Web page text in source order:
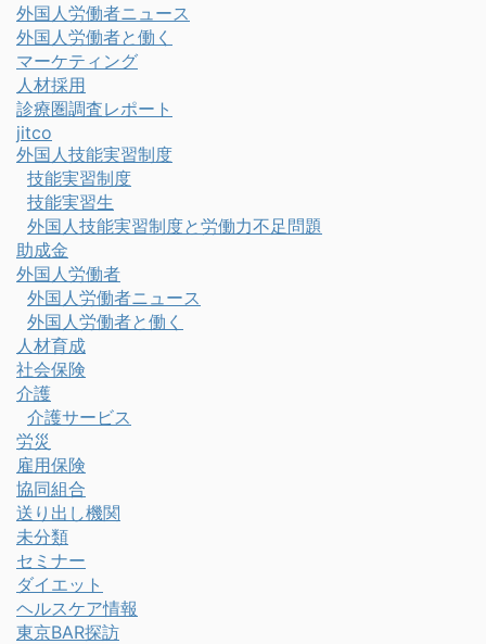
外国人労働者ニュース
外国人労働者と働く
マーケティング
人材採用
診療圏調査レポート
jitco
外国人技能実習制度
技能実習制度
技能実習生
外国人技能実習制度と労働力不足問題
助成金
外国人労働者
外国人労働者ニュース
外国人労働者と働く
人材育成
社会保険
介護
介護サービス
労災
雇用保険
協同組合
送り出し機関
未分類
セミナー
ダイエット
ヘルスケア情報
東京BAR探訪